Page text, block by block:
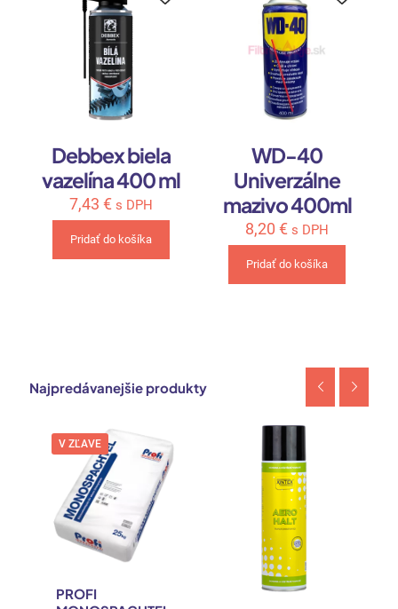
Debbex biela
vazelína 400 ml
7,43 € s DPH
Pridať do košíka
WD-40
Univerzálne
mazivo 400ml
8,20€ s DPH
Pridať do košíka
Najpredávanejšie produkty
V ZĽAVE
PROFI